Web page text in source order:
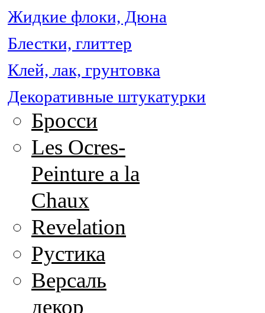
Жидкие флоки, Дюна
Блестки, глиттер
Клей, лак, грунтовка
Декоративные штукатурки
Бросси
Les Ocres-
Peinture a la
Chaux
Revelation
Рустика
Версаль
декор